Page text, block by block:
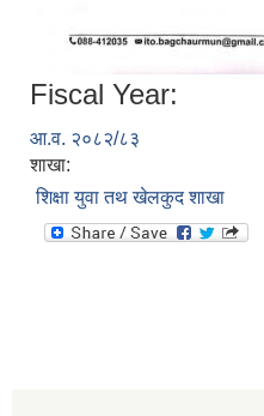
Fiscal Year:
आ.व. २०८२/८३
शाखा:
शिक्षा युवा तथ खेलकुद शाखा